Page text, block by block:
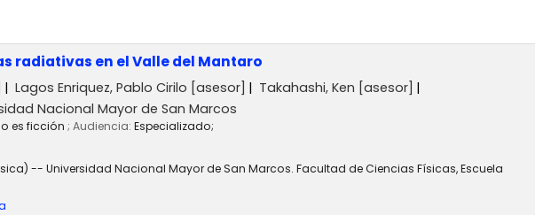
radiativas en el Valle del Mantaro
Lagos Enriquez, Pablo Cirilo [asesor] Takahashi, Ken [asesor]
Nacional Mayor de San Marcos
es ficción ; Audiencia: Especializado;
-- Universidad Nacional Mayor de San Marcos. Facultad de Ciencias Físicas, Escuela